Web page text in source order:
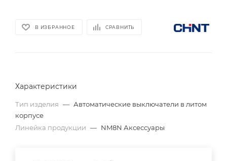
В ИЗБРАННОЕ СРАВНИТЬ
Характеристики
Тип изделия — Автоматические выключатели в литом
корпусе
Линейка продукции — NM8N Аксессуары